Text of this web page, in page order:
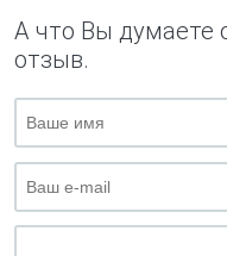
А что Вы думаете
отзыв.